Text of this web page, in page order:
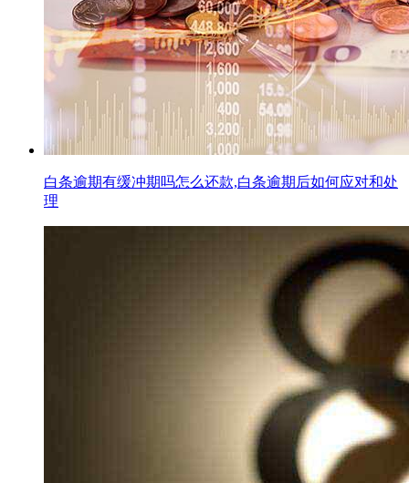
白条逾期有缓冲期吗怎么还款,白条逾期后如何应对和处
理